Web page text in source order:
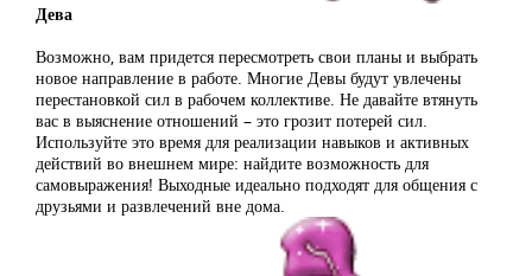
Дева
Возможно, вам придется пересмотреть свои планы и выбрать
новое направление в работе. Многие Девы будут увлечены
перестановкой сил в рабочем коллективе. Не давайте втянуть
вас в выяснение отношений – это грозит потерей сил.
Используйте это время для реализации навыков и активных
действий во внешнем мире: найдите возможность для
самовыражения! Выходные идеально подходят для общения с
друзьями и развлечений вне дома.